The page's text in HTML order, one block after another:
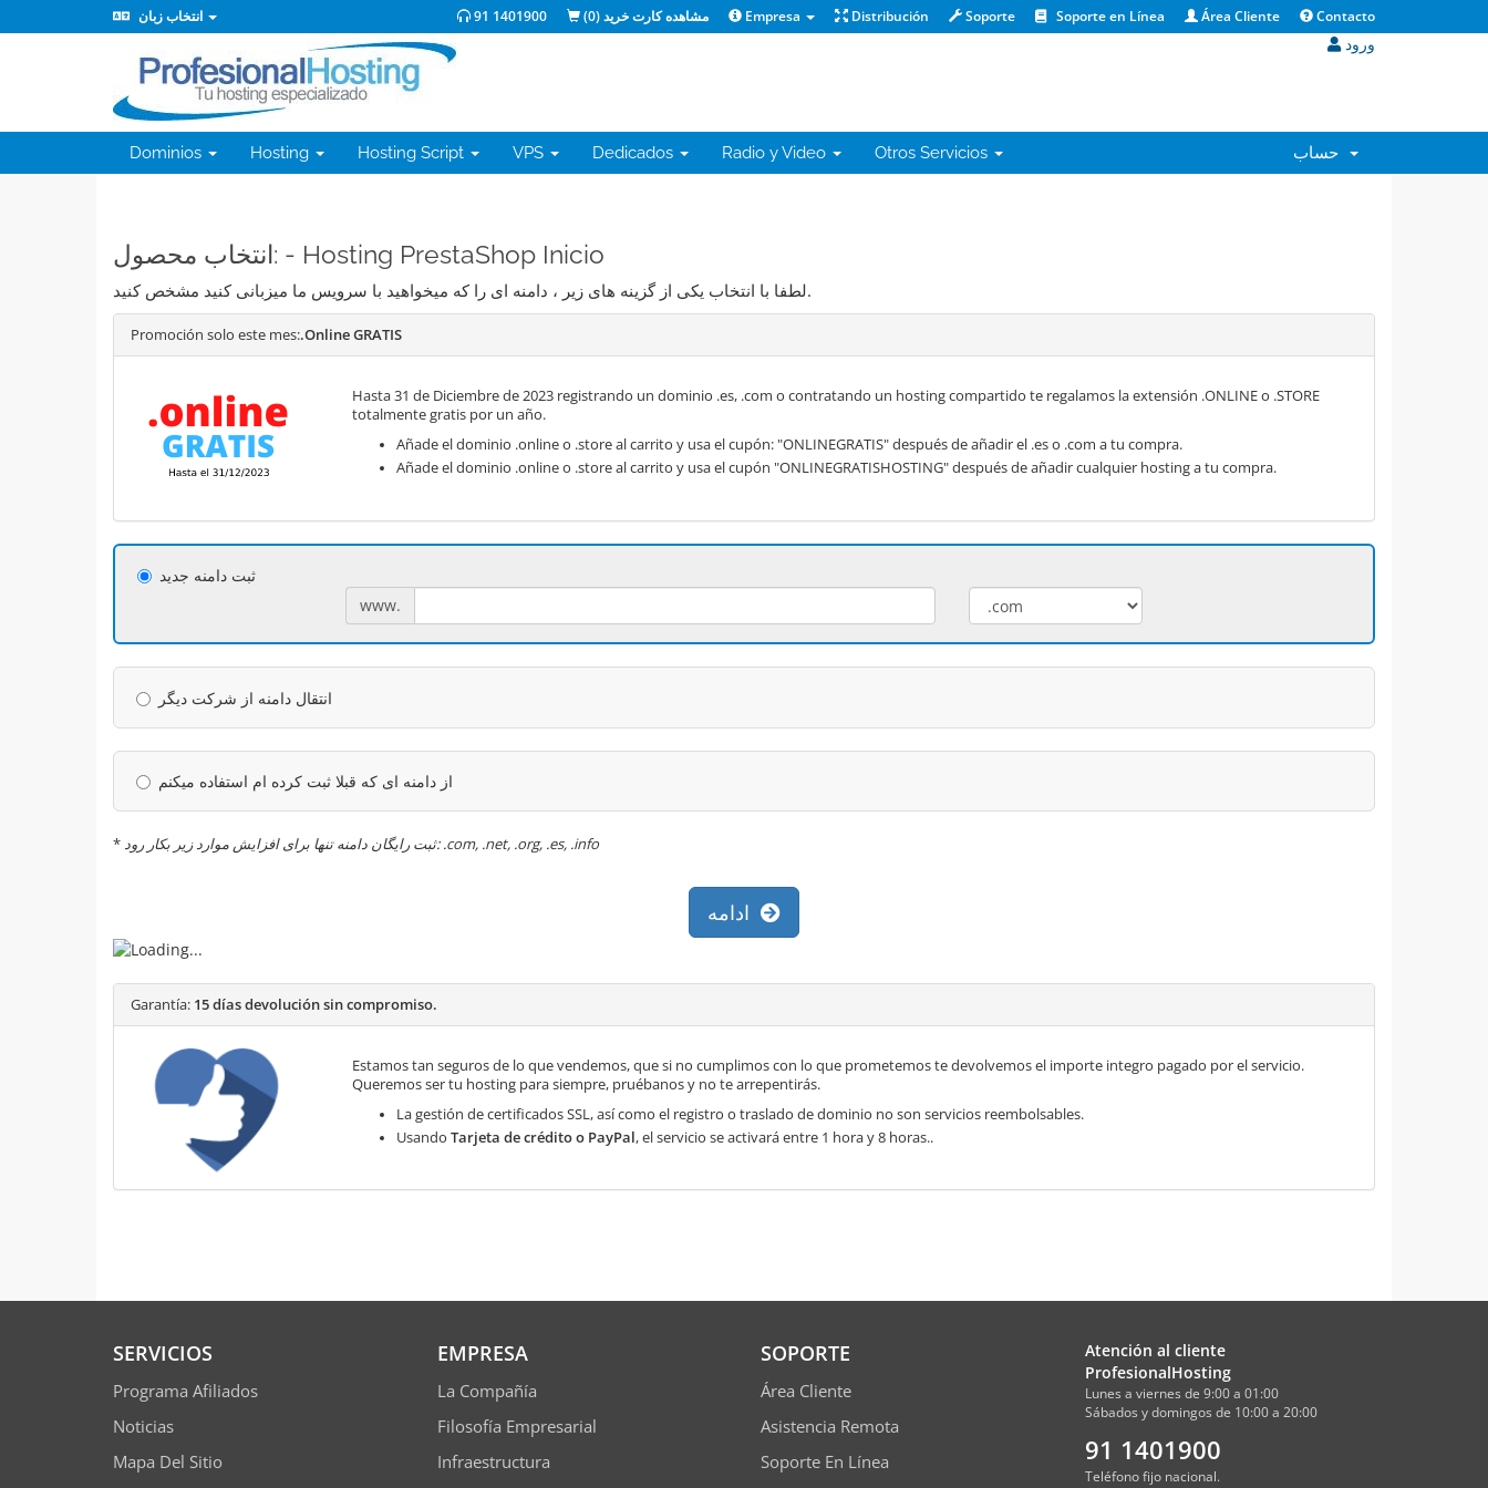
91 1401900 مشاهده کارت خرید (0
) Empresa Distribución Soporte Soporte en Línea Área Cliente Contacto
ورود
Dominios Hosting Hosting Script VPS Dedicados Radio y Video Otros Servicios
انتخاب محصول: - Hosting PrestaShop Inicio
لطفا با انتخاب یکی از گزینه های زیر ، دامنه ای را که میخواهید با سرویس ما میزبانی کنید مشخص کنید.
Promoción solo este mes:.Online GRATIS
Hasta 31 de Diciembre de 2023 registrando un dominio .es, .com o contratando un hosting compartido te regalamos la extensión .ONLINE o .STORE
totalmente gratis por un año.
Añade el dominio .online o .store al carrito y usa el cupón: "ONLINEGRATIS" después de añadir el .es o .com a tu compra.
Añade el dominio .online o .store al carrito y usa el cupón "ONLINEGRATISHOSTING" después de añadir cualquier hosting a tu compra.
ثبت دامنه جدید
www.
انتقال دامنه از شرکت دیگر
از دامنه ای که قبلا ثبت کرده ام استفاده میکنم
* ثبت رایگان دامنه تنها برای افزایش موارد زیر بکار رود: .com, .net, .org, .es, .info
Garantía: 15 días devolución sin compromiso.
Estamos tan seguros de lo que vendemos, que si no cumplimos con lo que prometemos te devolvemos el importe integro pagado por el servicio.
Queremos ser tu hosting para siempre, pruébanos y no te arrepentirás.
La gestión de certificados SSL, así como el registro o traslado de dominio no son servicios reembolsables.
Usando Tarjeta de crédito o PayPal, el servicio se activará entre 1 hora y 8 horas..
SERVICIOS
Programa Afiliados
Noticias
Mapa Del Sitio
EMPRESA
La Compañía
Filosofía Empresarial
Infraestructura
SOPORTE
Área Cliente
Asistencia Remota
Soporte En Línea
Atención al cliente
ProfesionalHosting
Lunes a viernes de 9:00 a 01:00
Sábados y domingos de 10:00 a 20:00
91 1401900
Teléfono fijo nacional.